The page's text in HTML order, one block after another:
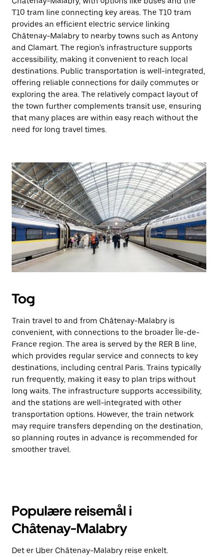
T10 tram line connecting key areas. The T10 tram
provides an efficient electric service linking
Châtenay-Malabry to nearby towns such as Antony
and Clamart. The region’s infrastructure supports
accessibility, making it convenient to reach local
destinations. Public transportation is well-integrated,
offering reliable connections for daily commutes or
exploring the area. The relatively compact layout of
the town further complements transit use, ensuring
that many places are within easy reach without the
need for long travel times.
Tog
Train travel to and from Châtenay-Malabry is
convenient, with connections to the broader Île-de-
France region. The area is served by the RER B line,
which provides regular service and connects to key
destinations, including central Paris. Trains typically
run frequently, making it easy to plan trips without
long waits. The infrastructure supports accessibility,
and the stations are well-integrated with other
transportation options. However, the train network
may require transfers depending on the destination,
so planning routes in advance is recommended for
smoother travel.
Populære reisemål i
Châtenay-Malabry
Det er Uber Châtenay-Malabry reise enkelt.